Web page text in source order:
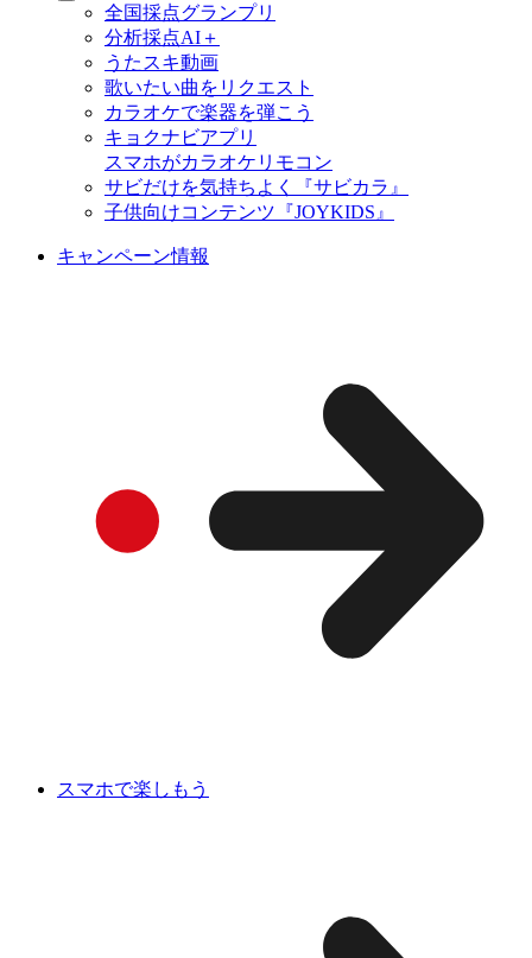
全国採点グランプリ
分析採点AI＋
うたスキ動画
歌いたい曲をリクエスト
カラオケで楽器を弾こう
キョクナビアプリ
スマホがカラオケリモコン
サビだけを気持ちよく『サビカラ』
子供向けコンテンツ『JOYKIDS』
キャンペーン情報
スマホで楽しもう